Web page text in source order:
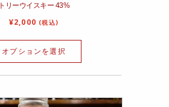
トリーウイスキー 43%
¥2,000 (税込)
オプションを選択